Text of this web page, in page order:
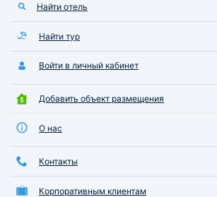
Найти отель
Найти тур
Войти в личный кабинет
Добавить объект размещения
О нас
Контакты
Корпоративным клиентам